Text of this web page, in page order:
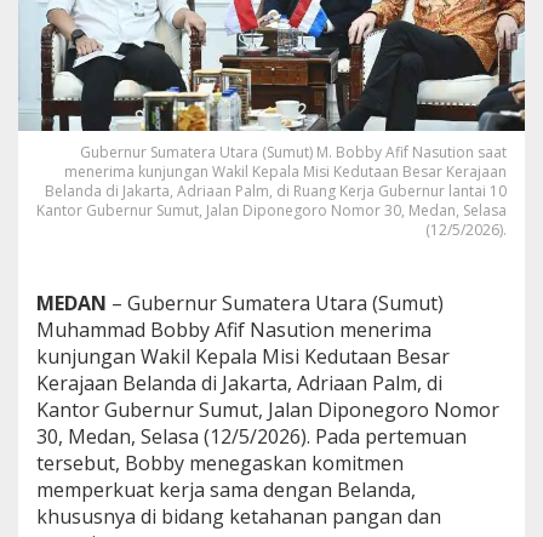
e
r
j
a
S
a
m
a
K
e
a
n
a
n
P
a
n
g
a
n
d
Gubernur Sumatera Utara (Sumut) M. Bobby Afif Nasution saat
menerima kunjungan Wakil Kepala Misi Kedutaan Besar Kerajaan
Belanda di Jakarta, Adriaan Palm, di Ruang Kerja Gubernur lantai 10
Kantor Gubernur Sumut, Jalan Diponegoro Nomor 30, Medan, Selasa
(12/5/2026).
MEDAN – Gubernur Sumatera Utara (Sumut)
Muhammad Bobby Afif Nasution menerima
kunjungan Wakil Kepala Misi Kedutaan Besar
Kerajaan Belanda di Jakarta, Adriaan Palm, di
Kantor Gubernur Sumut, Jalan Diponegoro Nomor
30, Medan, Selasa (12/5/2026). Pada pertemuan
tersebut, Bobby menegaskan komitmen
memperkuat kerja sama dengan Belanda,
khususnya di bidang ketahanan pangan dan